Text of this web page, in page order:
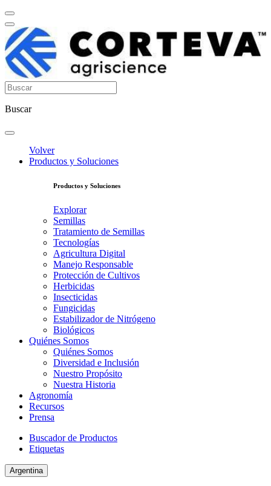
Buscar
Volver
Productos y Soluciones
Productos y Soluciones
Explorar
Semillas
Tratamiento de Semillas
Tecnologías
Agricultura Digital
Manejo Responsable
Protección de Cultivos
Herbicidas
Insecticidas
Fungicidas
Estabilizador de Nitrógeno
Biológicos
Quiénes Somos
Quiénes Somos
Diversidad e Inclusión
Nuestro Propósito
Nuestra Historia
Agronomía
Recursos
Prensa
Buscador de Productos
Etiquetas
Argentina